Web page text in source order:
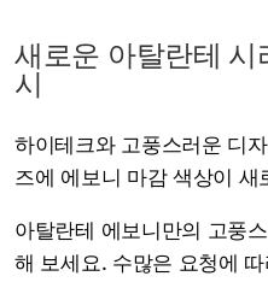
새로운 아탈란테
시
하이테크와 고풍스러운 디
즈에 에보니 마감 색상이 새
아탈란테 에보니만의 고풍
해 보세요. 수많은 요청에